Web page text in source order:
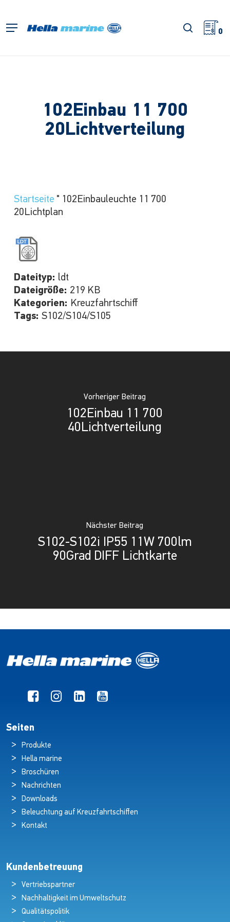
springen
Menü Suche
0
102Einbau 11 700
20Lichtverteilung
Startseite " 102Einbauleuchte 11 700
20Lichtplan
Dateityp: ldt
Dateigröße: 219 KB
Kategorien: Kreuzfahrtschiff
Tags: S102/S104/S105
Vorheriger Beitrag
102Einbau 11 700
40Lichtverteilung
Nächster Beitrag
S102-S102i IP55 11W 700lm
90Grad DIFF Lichtkarte
Seiten
Produkte
Hella marine
Broschüren
Nachrichten
Downloads
Beleuchtung auf Kreuzfahrtschiffen
Kontakt
Kundenbetreuung
Vertriebspartner
Nachhaltigkeit im Umweltschutz
Qualitätspolitik